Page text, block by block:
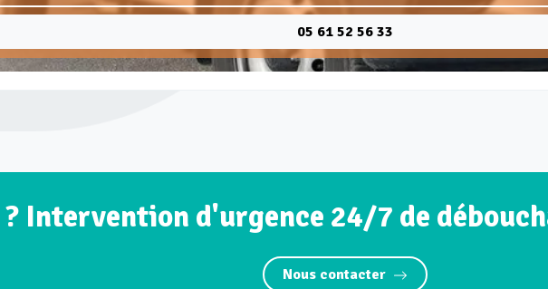
05 61 52 56 33
? Intervention d'urgence 24/7 de
Nous contacter